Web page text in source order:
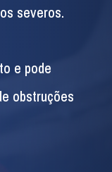
severos.
e pode
obstruções